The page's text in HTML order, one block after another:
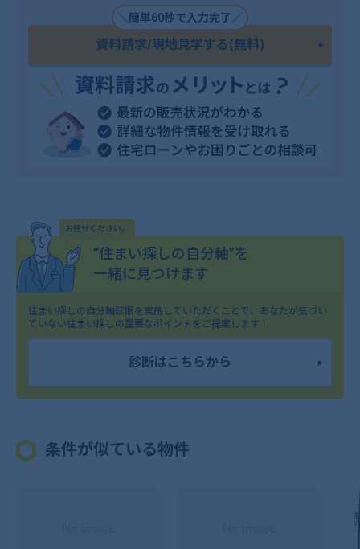
＼簡単60秒で入力完了／
資料請求/現地見学する(無料)
お任せください。
“住まい探しの自分軸”を
一緒に見つけます
住まい探しの自分軸診断を実施していただくことで、 あなたが気づい
ていない住まい探しの重要なポイントをご提案します！
診断はこちらから
条件が似ている物件